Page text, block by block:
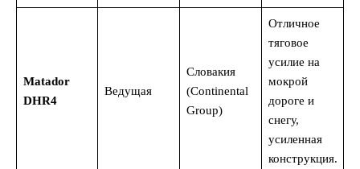
Matador
DHR4
Ведущая
Словакия
(Continental
Group)
Отличное
тяговое
усилие на
мокрой
дороге и
снегу,
усиленная
конструкция.